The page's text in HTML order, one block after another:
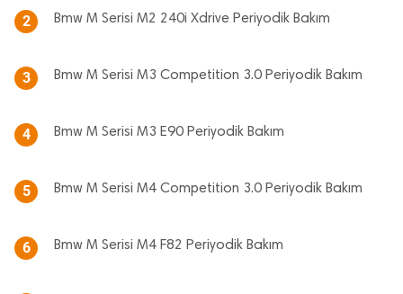
2 Bmw M Serisi M2 240i Xdrive Periyodik Bakım
3 Bmw M Serisi M3 Competition 3.0 Periyodik Bakım
4 Bmw M Serisi M3 E90 Periyodik Bakım
5 Bmw M Serisi M4 Competition 3.0 Periyodik Bakım
6 Bmw M Serisi M4 F82 Periyodik Bakım